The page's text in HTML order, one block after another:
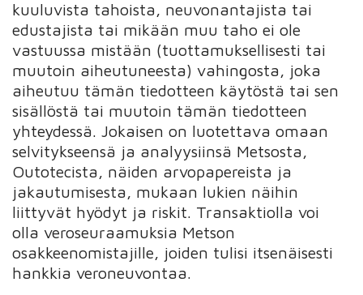
kuuluvista tahoista, neuvonantajista tai
edustajista tai mikään muu taho ei ole
vastuussa mistään (tuottamuksellisesti tai
muutoin aiheutuneesta) vahingosta, joka
aiheutuu tämän tiedotteen käytöstä tai sen
sisällöstä tai muutoin tämän tiedotteen
yhteydessä. Jokaisen on luotettava omaan
selvitykseensä ja analyysiinsä Metsosta,
Outotecista, näiden arvopapereista ja
jakautumisesta, mukaan lukien näihin
liittyvät hyödyt ja riskit. Transaktiolla voi
olla veroseuraamuksia Metson
osakkeenomistajille, joiden tulisi itsenäisesti
hankkia veroneuvontaa.